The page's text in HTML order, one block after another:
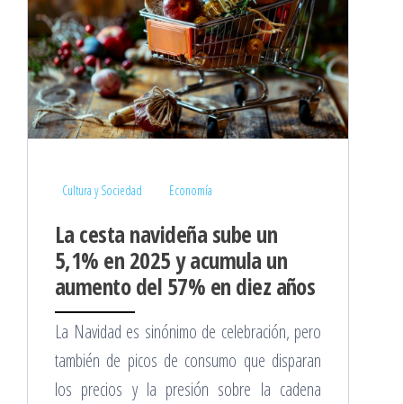
Cultura y Sociedad Economía
La cesta navideña sube un
5,1% en 2025 y acumula un
aumento del 57% en diez años
La Navidad es sinónimo de celebración, pero
también de picos de consumo que disparan
los precios y la presión sobre la cadena